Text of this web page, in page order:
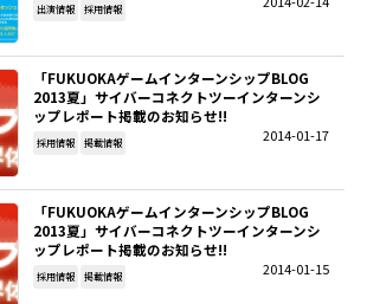
出演情報 採用情報
「FUKUOKAゲームインターンシップBLOG
2013夏」サイバーコネクトツーインターンシ
ップレポート掲載のお知らせ!!
2014-01-17
採用情報 掲載情報
「FUKUOKAゲームインターンシップBLOG
2013夏」サイバーコネクトツーインターンシ
ップレポート掲載のお知らせ!!
2014-01-15
採用情報 掲載情報